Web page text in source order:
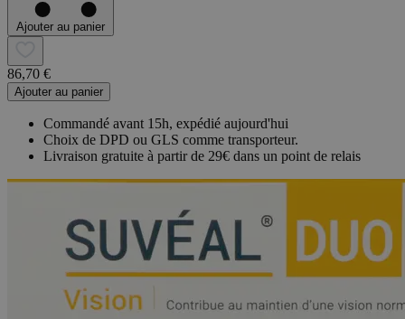
Ajouter au panier
86,70 €
Ajouter au panier
Commandé avant 15h, expédié aujourd'hui
Choix de DPD ou GLS comme transporteur.
Livraison gratuite à partir de 29€ dans un point de relais